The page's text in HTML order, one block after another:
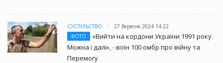
СУСПІЛЬСТВО
27 Вересня 2024 14:22
ФОТО
«Вийти на кордони України 1991 року.
Можна і далі», - воїн 100 омбр про війну та
Перемогу